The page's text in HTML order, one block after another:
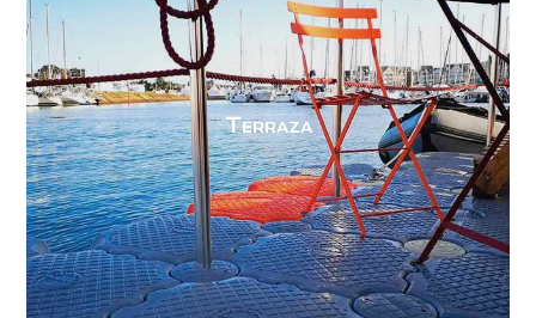
Terraza